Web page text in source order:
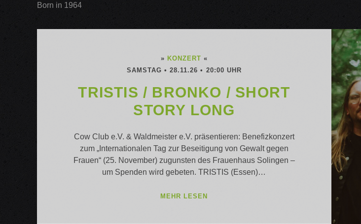
Born in 1964
» KONZERT «
SAMSTAG • 28.11.26 • 20:00 UHR
TRISTIS / BRONKO / SHORT
STORY LONG
Cow Club e.V. & Waldmeister e.V. präsentieren: Benefizkonzert
zum „Internationalen Tag zur Beseitigung von Gewalt gegen
Frauen“ (25. November) zugunsten des Frauenhaus Solingen –
um Spenden wird gebeten. TRISTIS (Essen)…
MEHR LESEN